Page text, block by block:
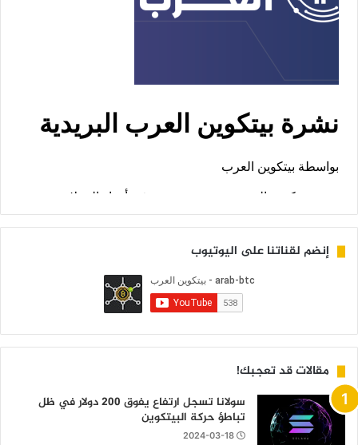
إنضم لقناتنا على اليوتيوب
مقالات قد تعجبك!
سولانا تسجل ارتفاع يفوق 200 دولار في ظل
تباطؤ حركة البيتكوين
2024-03-18